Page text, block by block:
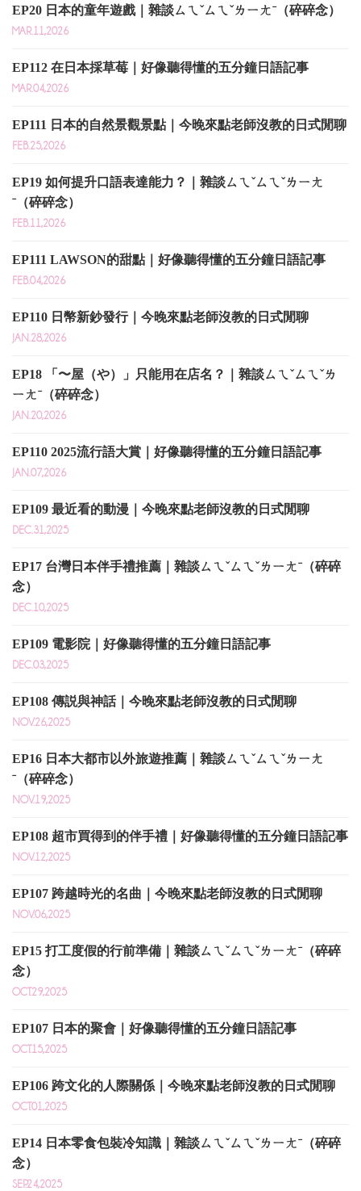
EP20 日本的童年遊戲｜雜談ㄙㄟˇㄙㄟˇㄌㄧㄤˉ（碎碎念）
MAR.11,2026
EP112 在日本採草莓｜好像聽得懂的五分鐘日語記事
MAR.04,2026
EP111 日本的自然景觀景點｜今晚來點老師沒教的日式閒聊
FEB.25,2026
EP19 如何提升口語表達能力？｜雜談ㄙㄟˇㄙㄟˇㄌㄧㄤ
ˉ（碎碎念）
FEB.11,2026
EP111 LAWSON的甜點｜好像聽得懂的五分鐘日語記事
FEB.04,2026
EP110 日幣新鈔發行｜今晚來點老師沒教的日式閒聊
JAN.28,2026
EP18 「〜屋（や）」只能用在店名？｜雜談ㄙㄟˇㄙㄟˇㄌ
ㄧㄤˉ（碎碎念）
JAN.20,2026
EP110 2025流行語大賞｜好像聽得懂的五分鐘日語記事
JAN.07,2026
EP109 最近看的動漫｜今晚來點老師沒教的日式閒聊
DEC.31,2025
EP17 台灣日本伴手禮推薦｜雜談ㄙㄟˇㄙㄟˇㄌㄧㄤˉ（碎碎
念）
DEC.10,2025
EP109 電影院｜好像聽得懂的五分鐘日語記事
DEC.03,2025
EP108 傳説與神話｜今晚來點老師沒教的日式閒聊
NOV.26,2025
EP16 日本大都市以外旅遊推薦｜雜談ㄙㄟˇㄙㄟˇㄌㄧㄤ
ˉ（碎碎念）
NOV.19,2025
EP108 超市買得到的伴手禮｜好像聽得懂的五分鐘日語記事
NOV.12,2025
EP107 跨越時光的名曲｜今晚來點老師沒教的日式閒聊
NOV.06,2025
EP15 打工度假的行前準備｜雜談ㄙㄟˇㄙㄟˇㄌㄧㄤˉ（碎碎
念）
OCT.29,2025
EP107 日本的聚會｜好像聽得懂的五分鐘日語記事
OCT.15,2025
EP106 跨文化的人際關係｜今晚來點老師沒教的日式閒聊
OCT.01,2025
EP14 日本零食包裝冷知識｜雜談ㄙㄟˇㄙㄟˇㄌㄧㄤˉ（碎碎
念）
SEP.24,2025